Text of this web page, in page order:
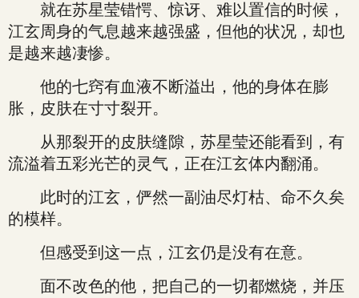
就在苏星莹错愕、惊讶、难以置信的时候，
江玄周身的气息越来越强盛，但他的状况，却也
是越来越凄惨。
他的七窍有血液不断溢出，他的身体在膨
胀，皮肤在寸寸裂开。
从那裂开的皮肤缝隙，苏星莹还能看到，有
流溢着五彩光芒的灵气，正在江玄体内翻涌。
此时的江玄，俨然一副油尽灯枯、命不久矣
的模样。
但感受到这一点，江玄仍是没有在意。
面不改色的他，把自己的一切都燃烧，并压